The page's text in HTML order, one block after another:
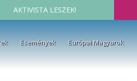
AKTIVISTA LESZEK!
Események Európai Magyarok